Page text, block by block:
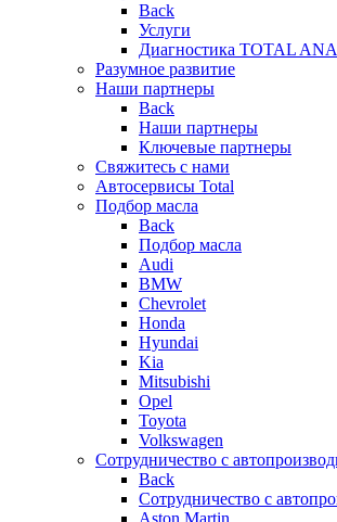
Back
Услуги
Диагностика TOTAL
Разумное развитие
Наши партнеры
Back
Наши партнеры
Ключевые партнеры
Свяжитесь с нами
Автосервисы Total
Подбор масла
Back
Подбор масла
Audi
BMW
Chevrolet
Honda
Hyundai
Kia
Mitsubishi
Opel
Toyota
Volkswagen
Сотрудничество с
Back
Сотрудничество с
Aston Martin